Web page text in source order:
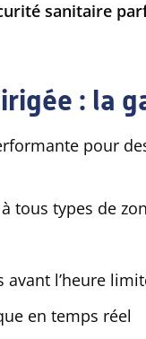
sanitaire
: la
pour
tous types de
avant l’heure
en temps réel